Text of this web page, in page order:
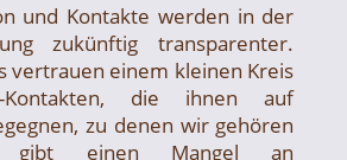
und Kontakte werden in der
zukünftig transparenter.
vertrauen einem kleinen Kreis
Kontakten, die ihnen auf
zu denen wir gehören
gibt einen Mangel an